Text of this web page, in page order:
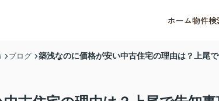
ホーム物件検
ブログ 築浅なのに価格が安い中古住宅の理由は？上尾